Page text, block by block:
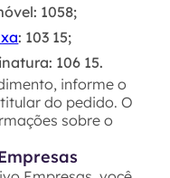
1058;
: 103 15;
106 15.
informe o
do pedido. O
sobre o